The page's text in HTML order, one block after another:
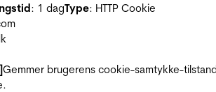
: 1 dagType: HTTP Cookie
Gemmer brugerens cookie-samtykke-